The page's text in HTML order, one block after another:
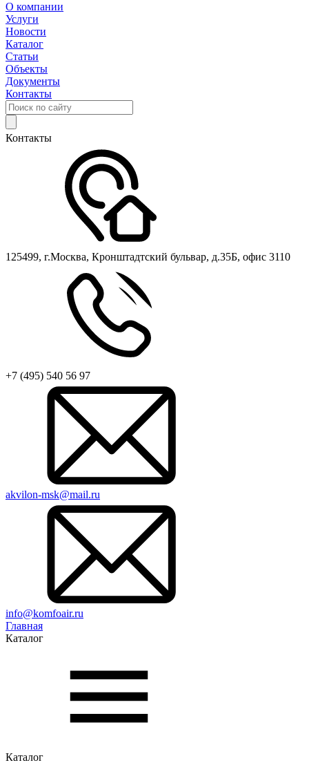
О компании
Услуги
Новости
Каталог
Статьи
Объекты
Документы
Контакты
Контакты
125499, г.Москва, Кронштадтский бульвар, д.35Б, офис 3110
+7 (495) 540 56 97
akvilon-msk@mail.ru
info@komfoair.ru
Главная
Каталог
Каталог